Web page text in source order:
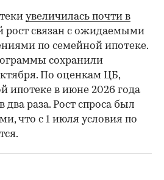
увеличилась почти в
рост связан с ожидаемыми
по семейной ипотеке.
сохранили
По оценкам ЦБ,
ипотеке в июне 2026 года
два раза. Рост спроса был
что с 1 июля условия по